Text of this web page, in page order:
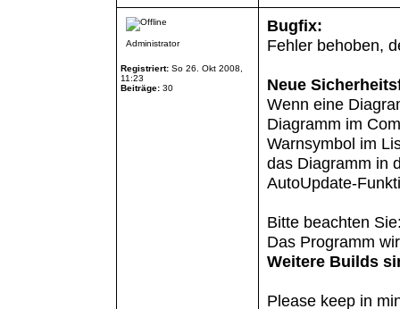
Administrator
Registriert: So 26. Okt 2008,
11:23
Beiträge: 30
Bugfix:
Fehler behoben,
Neue
Wenn eine
Diagramm im
Warnsymbol im
das Diagramm in
AutoUpdate-
Bitte beachten
Das Programm
Weitere Builds
Please keep in